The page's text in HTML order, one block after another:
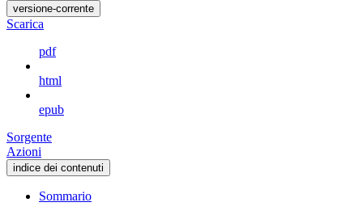
versione-corrente
Scarica
pdf
html
epub
Sorgente
Azioni
indice dei contenuti
Sommario